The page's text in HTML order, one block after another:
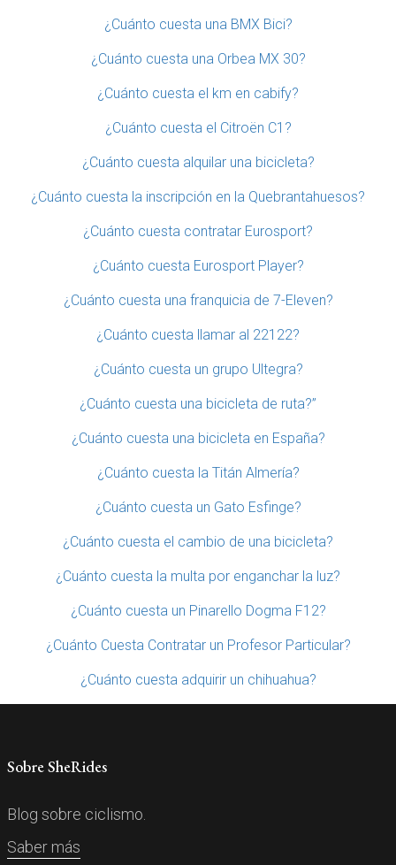
¿Cuánto cuesta una BMX Bici?
¿Cuánto cuesta una Orbea MX 30?
¿Cuánto cuesta el km en cabify?
¿Cuánto cuesta el Citroën C1?
¿Cuánto cuesta alquilar una bicicleta?
¿Cuánto cuesta la inscripción en la Quebrantahuesos?
¿Cuánto cuesta contratar Eurosport?
¿Cuánto cuesta Eurosport Player?
¿Cuánto cuesta una franquicia de 7-Eleven?
¿Cuánto cuesta llamar al 22122?
¿Cuánto cuesta un grupo Ultegra?
¿Cuánto cuesta una bicicleta de ruta?”
¿Cuánto cuesta una bicicleta en España?
¿Cuánto cuesta la Titán Almería?
¿Cuánto cuesta un Gato Esfinge?
¿Cuánto cuesta el cambio de una bicicleta?
¿Cuánto cuesta la multa por enganchar la luz?
¿Cuánto cuesta un Pinarello Dogma F12?
¿Cuánto Cuesta Contratar un Profesor Particular?
¿Cuánto cuesta adquirir un chihuahua?
Sobre SheRides
Blog sobre ciclismo.
Saber más